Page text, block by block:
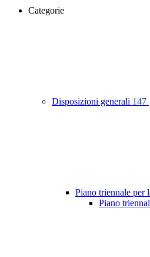
Categorie
Disposizioni generali 147
Piano triennale per
Piano